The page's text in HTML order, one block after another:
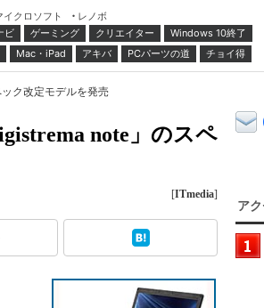
イクロソフト
レノボ
ビ ゲーミング クリエイター
Windows 10終了
Mac・iPad アキバ PCパーツの道 チョイ得
ック改定モデルを発売
note」のスペ
[ITmedia]
ア